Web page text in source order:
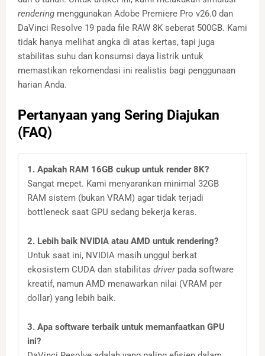
rendering menggunakan Adobe Premiere Pro v26.0 dan
DaVinci Resolve 19 pada file RAW 8K seberat 500GB. Kami
tidak hanya melihat angka di atas kertas, tapi juga
stabilitas suhu dan konsumsi daya listrik untuk
memastikan rekomendasi ini realistis bagi penggunaan
harian Anda.
Pertanyaan yang Sering Diajukan
(FAQ)
1. Apakah RAM 16GB cukup untuk render 8K?
Sangat mepet. Kami menyarankan minimal 32GB
RAM sistem (bukan VRAM) agar tidak terjadi
bottleneck saat GPU sedang bekerja keras.
2. Lebih baik NVIDIA atau AMD untuk rendering?
Untuk saat ini, NVIDIA masih unggul berkat
ekosistem CUDA dan stabilitas driverpada software
kreatif, namun AMD menawarkan nilai (VRAM per
dollar) yang lebih baik.
3. Apa software terbaik untuk memanfaatkan GPU
ini?